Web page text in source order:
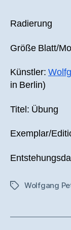
Radierung
Größe Blatt/
Künstler:
in Berlin)
Titel: Übung
Exemplar/
Schlagwörter
Wolfgang